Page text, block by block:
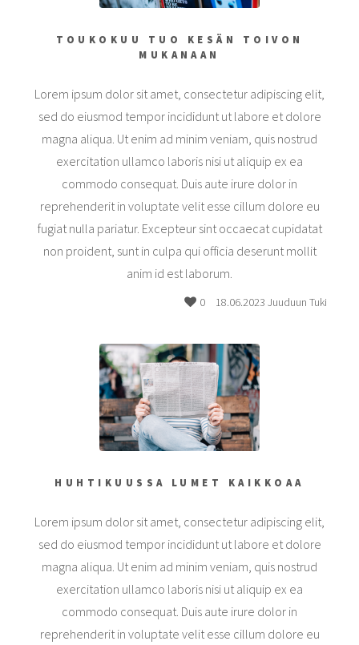
TOUKOKUU TUO KESÄN TOIVON
MUKANAAN
Lorem ipsum dolor sit amet, consectetur adipiscing elit,
sed do eiusmod tempor incididunt ut labore et dolore
magna aliqua. Ut enim ad minim veniam, quis nostrud
exercitation ullamco laboris nisi ut aliquip ex ea
commodo consequat. Duis aute irure dolor in
reprehenderit in voluptate velit esse cillum dolore eu
fugiat nulla pariatur. Excepteur sint occaecat cupidatat
non proident, sunt in culpa qui officia deserunt mollit
anim id est laborum.
0 18.06.2023 Juuduun Tuki
HUHTIKUUSSA LUMET KAIKKOAA
Lorem ipsum dolor sit amet, consectetur adipiscing elit,
sed do eiusmod tempor incididunt ut labore et dolore
magna aliqua. Ut enim ad minim veniam, quis nostrud
exercitation ullamco laboris nisi ut aliquip ex ea
commodo consequat. Duis aute irure dolor in
reprehenderit in voluptate velit esse cillum dolore eu